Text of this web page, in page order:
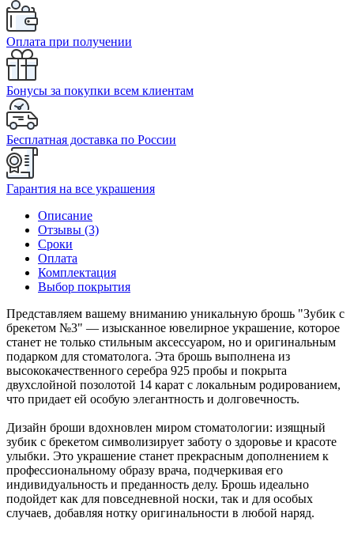
Оплата при получении
Бонусы за покупки всем клиентам
Бесплатная доставка по России
Гарантия на все украшения
Описание
Отзывы (3)
Сроки
Оплата
Комплектация
Выбор покрытия
Представляем вашему вниманию уникальную брошь "Зубик с
брекетом №3" — изысканное ювелирное украшение, которое
станет не только стильным аксессуаром, но и оригинальным
подарком для стоматолога. Эта брошь выполнена из
высококачественного серебра 925 пробы и покрыта
двухслойной позолотой 14 карат с локальным родированием,
что придает ей особую элегантность и долговечность.
Дизайн броши вдохновлен миром стоматологии: изящный
зубик с брекетом символизирует заботу о здоровье и красоте
улыбки. Это украшение станет прекрасным дополнением к
профессиональному образу врача, подчеркивая его
индивидуальность и преданность делу. Брошь идеально
подойдет как для повседневной носки, так и для особых
случаев, добавляя нотку оригинальности в любой наряд.